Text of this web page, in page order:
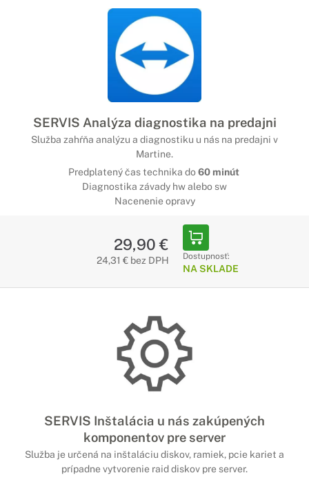
SERVIS Analýza diagnostika na predajni
Služba zahŕňa analýzu a diagnostiku u nás na predajni v
Martine.
Predplatený čas technika do60 minút
Diagnostika závady hw alebo sw
Nacenenie opravy
29,90 €
24,31 € bez DPH Dostupnosť:
NA SKLADE
SERVIS Inštalácia u nás zakúpených
komponentov pre server
Služba je určená na inštaláciu diskov, ramiek, pcie kariet a
prípadne vytvorenie raid diskov pre server.